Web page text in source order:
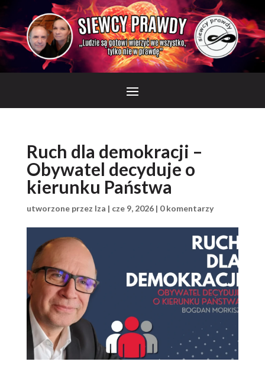
Ruch dla demokracji –
Obywatel decyduje o
kierunku Państwa
utworzone przez Iza | cze 9, 2026| 0 komentarzy